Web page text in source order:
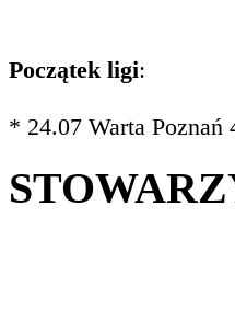
Początek ligi:
* 24.07 Warta Poznań